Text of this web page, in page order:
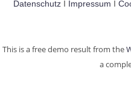
Datenschutz I Impressum I
This is a free demo result from the
a